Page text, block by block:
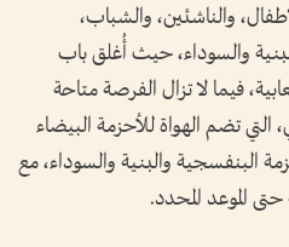
والناشئين، والشباب،
والسوداء، حيث أُغلق باب
فيما لا تزال الفرصة متاحة
التي تضم الهواة للأحزمة البيضاء
البنفسجية والبنية والسوداء، مع
الموعد المحدد.